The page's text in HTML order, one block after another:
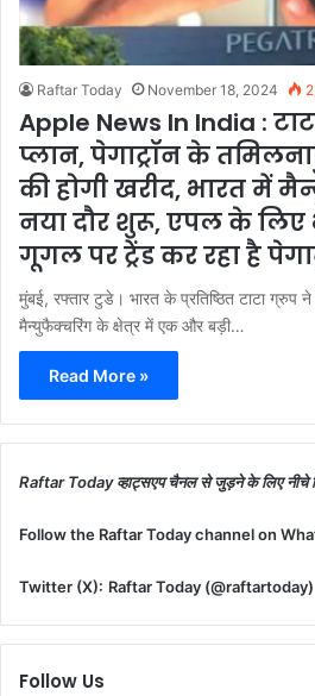
Raftar Today November 18, 2024
Apple News In India :
प्लान, पेगाट्रॉन के
की होगी खरीद, भारत में
नया दौर शुरू, एपल के लिए
गूगल पर ट्रेंड कर रहा है
मुंबई, रफ्तार टुडे। भारत के प्रतिष्ठित टाटा ग्रुप
मैन्युफैक्चरिंग के क्षेत्र में एक और बड़ी…
Read More »
Raftar Today व्हाट्सएप चैनल से जुड़ने के लिए नीचे
Follow the Raftar Today channel on
Twitter (X): Raftar Today (@raftartoday)
Follow Us